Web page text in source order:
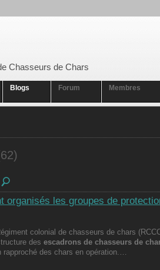
Chasseurs de Chars
Blogs Forum Membres
organisés les groupes de
colonial de chasseurs de chars
des escadrons de chasseurs de
des chars en opération.